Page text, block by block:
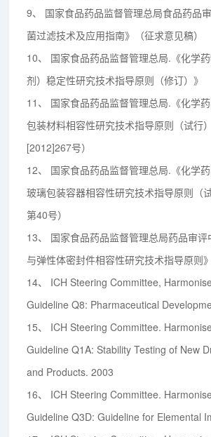
9、
国家食品药品监督管理总局食品药品
菌过滤技术及应用指南》（征求意见稿）
10、
国家食品药品监督管理总局.《化学
剂）稳定性研究技术指导原则（修订）》
11、
国家食品药品监督管理总局.《化学
包装材料相容性研究技术指导原则（试行
[2012]267号）
12、
国家食品药品监督管理总局.《化学
玻璃包装容器相容性研究技术指导原则（
第40号）
13、
国家食品药品监督管理总局药品审
与弹性体密封件相容性研究技术指导原则
14、
ICH Steering Committee,
Guideline Q8: Pharmaceutical
15、
ICH Steering Committee.
Guideline Q1A: Stability Testing of New
and Products. 2003
16、
ICH Steering Committee.
Guideline Q3D: Guideline for Elemental